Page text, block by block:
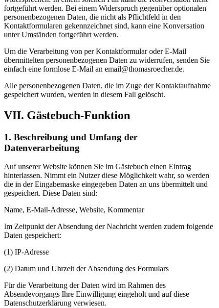
fortgeführt werden. Bei einem Widerspruch gegenüber optionalen
personenbezogenen Daten, die nicht als Pflichtfeld in den
Kontaktformularen gekennzeichnet sind, kann eine Konversation
unter Umständen fortgeführt werden.
Um die Verarbeitung von per Kontaktformular oder E-Mail
übermittelten personenbezogenen Daten zu widerrufen, senden Sie
einfach eine formlose E-Mail an email@thomasroecher.de.
Alle personenbezogenen Daten, die im Zuge der Kontaktaufnahme
gespeichert wurden, werden in diesem Fall gelöscht.
VII. Gästebuch-Funktion
1. Beschreibung und Umfang der
Datenverarbeitung
Auf unserer Website können Sie im Gästebuch einen Eintrag
hinterlassen. Nimmt ein Nutzer diese Möglichkeit wahr, so werden
die in der Eingabemaske eingegeben Daten an uns übermittelt und
gespeichert. Diese Daten sind:
Name, E-Mail-Adresse, Website, Kommentar
Im Zeitpunkt der Absendung der Nachricht werden zudem folgende
Daten gespeichert:
(1) IP-Adresse
(2) Datum und Uhrzeit der Absendung des Formulars
Für die Verarbeitung der Daten wird im Rahmen des
Absendevorgangs Ihre Einwilligung eingeholt und auf diese
Datenschutzerklärung verwiesen.